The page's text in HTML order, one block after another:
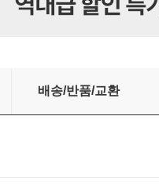
배송/반품/교환